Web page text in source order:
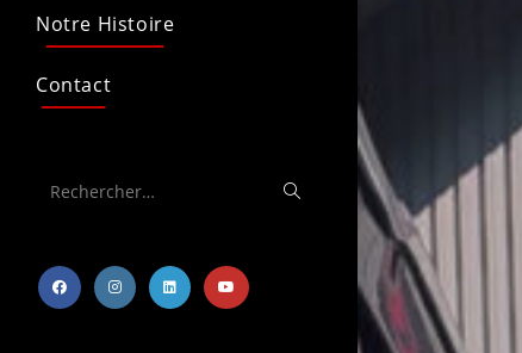
Notre Histoire
Contact
Rechercher…